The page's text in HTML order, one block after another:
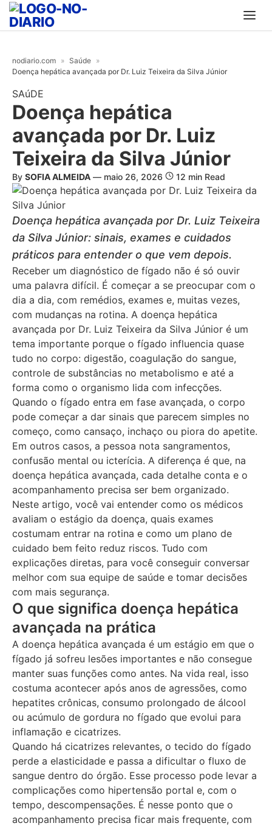
nodiario.com » Saúde »
Doença hepática avançada por Dr. Luiz Teixeira da Silva Júnior
SAúDE
Doença hepática
avançada por Dr. Luiz
Teixeira da Silva Júnior
By SOFIA ALMEIDA — maio 26, 2026 12 min Read
Doença hepática avançada por Dr. Luiz Teixeira
da Silva Júnior: sinais, exames e cuidados
práticos para entender o que vem depois.
Receber um diagnóstico de fígado não é só ouvir
uma palavra difícil. É começar a se preocupar com o
dia a dia, com remédios, exames e, muitas vezes,
com mudanças na rotina. A doença hepática
avançada por Dr. Luiz Teixeira da Silva Júnior é um
tema importante porque o fígado influencia quase
tudo no corpo: digestão, coagulação do sangue,
controle de substâncias no metabolismo e até a
forma como o organismo lida com infecções.
Quando o fígado entra em fase avançada, o corpo
pode começar a dar sinais que parecem simples no
começo, como cansaço, inchaço ou piora do apetite.
Em outros casos, a pessoa nota sangramentos,
confusão mental ou icterícia. A diferença é que, na
doença hepática avançada, cada detalhe conta e o
acompanhamento precisa ser bem organizado.
Neste artigo, você vai entender como os médicos
avaliam o estágio da doença, quais exames
costumam entrar na rotina e como um plano de
cuidado bem feito reduz riscos. Tudo com
explicações diretas, para você conseguir conversar
melhor com sua equipe de saúde e tomar decisões
com mais segurança.
O que significa doença hepática
avançada na prática
A doença hepática avançada é um estágio em que o
fígado já sofreu lesões importantes e não consegue
manter suas funções como antes. Na vida real, isso
costuma acontecer após anos de agressões, como
hepatites crônicas, consumo prolongado de álcool
ou acúmulo de gordura no fígado que evolui para
inflamação e cicatrizes.
Quando há cicatrizes relevantes, o tecido do fígado
perde a elasticidade e passa a dificultar o fluxo de
sangue dentro do órgão. Esse processo pode levar a
complicações como hipertensão portal e, com o
tempo, descompensações. É nesse ponto que o
acompanhamento precisa ficar mais frequente, com